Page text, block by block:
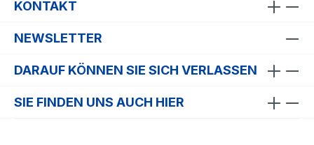
KONTAKT
NEWSLETTER
DARAUF KÖNNEN SIE SICH VERLASSEN
SIE FINDEN UNS AUCH HIER